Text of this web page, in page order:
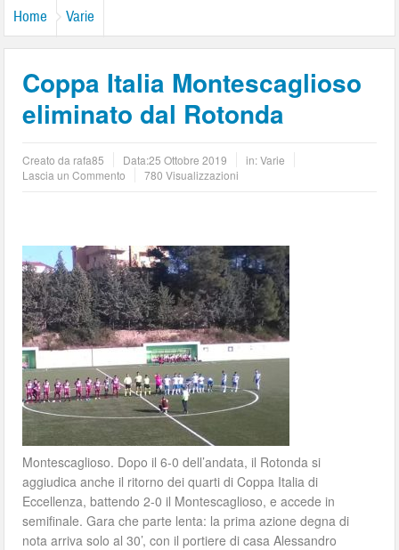
Home Varie
Coppa Italia Montescaglioso
eliminato dal Rotonda
Creato da rafa85 Data:25 Ottobre 2019 in:Varie
Lascia un Commento
780 Visualizzazioni
Montescaglioso. Dopo il 6-0 dell’andata, il Rotonda si
aggiudica anche il ritorno dei quarti di Coppa Italia di
Eccellenza, battendo 2-0 il Montescaglioso, e accede in
semifinale. Gara che parte lenta: la prima azione degna di
nota arriva solo al 30’, con il portiere di casa Alessandro